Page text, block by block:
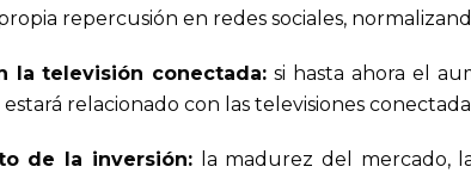
repercusión en redes sociales,
la televisión conectada: si hasta ahora el
relacionado con las televisiones
de la inversión:la madurez del mercado,